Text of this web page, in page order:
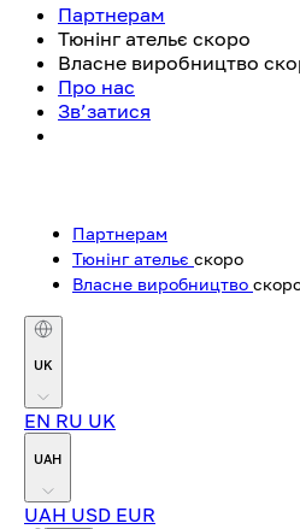
Партнерам
Тюнінг ательє скоро
Власне виробництво
Про нас
Зв’затися
Партнерам
Тюнінг ательє скоро
Власне виробництво
UK
EN RU UK
UAH
UAH USD EUR